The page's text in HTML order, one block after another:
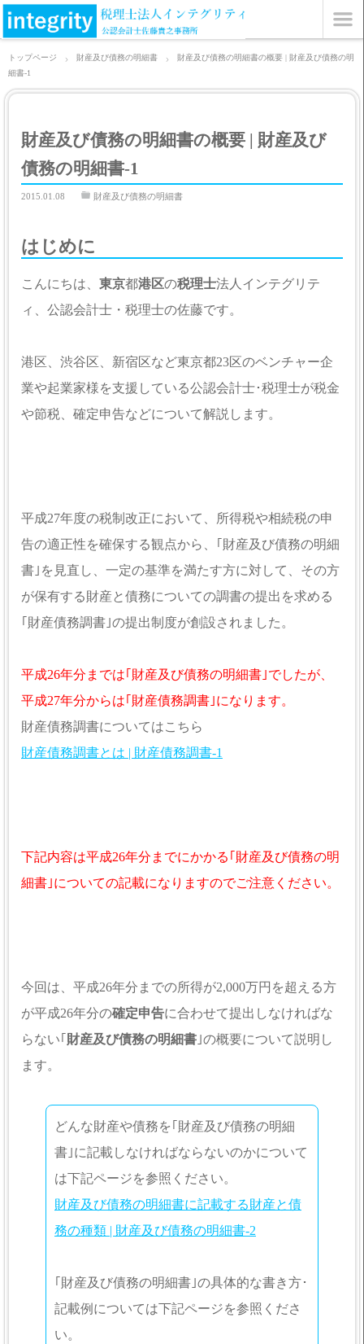
トップページ 財産及び債務の明細書
財産及び債務の明細書の概要 | 財産及び債務の明
細書-1
財産及び債務の明細書の概要 | 財産及び
債務の明細書-1
2015.01.08 財産及び債務の明細書
はじめに
こんにちは、 東京都港区の税理士法人インテグリテ
ィ、公認会計士・税理士の佐藤です。
港区、渋谷区、新宿区など東京都23区のベンチャー企
業や起業家様を支援している公認会計士･税理士が税金
や節税、確定申告などについて解説します。
平成27年度の税制改正において、所得税や相続税の申
告の適正性を確保する観点から、｢財産及び債務の明細
書｣を見直し、一定の基準を満たす方に対して、その方
が保有する財産と債務についての調書の提出を求める
｢財産債務調書｣の提出制度が創設されました。
平成26年分までは｢財産及び債務の明細書｣でしたが、
平成27年分からは｢財産債務調書｣になります。
財産債務調書についてはこちら
財産債務調書とは | 財産債務調書-1
下記内容は平成26年分までにかかる｢財産及び債務の明
細書｣についての記載になりますのでご注意ください。
今回は、平成26年分までの所得が2,000万円を超える方
が平成26年分の確定申告に合わせて提出しなければな
らない｢ 財産及び債務の明細書 ｣の概要について説明し
ます。
どんな財産や債務を｢財産及び債務の明細
書｣に記載しなければならないのかについて
は下記ページを参照ください。
財産及び債務の明細書に記載する財産と債
務の種類 | 財産及び債務の明細書-2
｢財産及び債務の明細書｣の具体的な書き方･
記載例については下記ページを参照くださ
い。